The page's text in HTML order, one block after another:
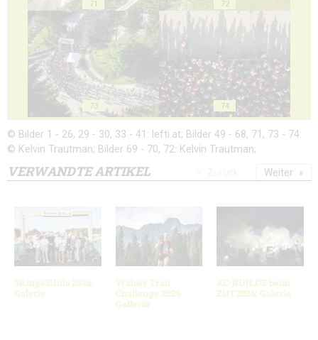
71 72
73 74
© Bilder 1 - 26, 29 - 30, 33 - 41: lefti.at; Bilder 49 - 68, 71, 73 - 74:
© Kelvin Trautman; Bilder 69 - 70, 72: Kelvin Trautman;
VERWANDTE ARTIKEL
3Kings3Hills 2026:
Galerie
Walser Trail
Challenge 2026
Gallerie
XC-RUN.DE beim
ZUT2026: Galerie
Weiter